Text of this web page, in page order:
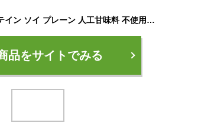
ソイプロテイン プロテイン ソイ プレーン 人工甘味料 不使用 無添加 国内製造 1kg 大豆プロテイン 植物性プロテイン タンパク質 妊婦 妊活 妊娠 女性 サプリ 鉄 ビタミン ミネラル 乳酸菌 食物繊維 健康 美容 MAKE BALANCE 置き換え ダイエット FIXIT
品をサイトでみる